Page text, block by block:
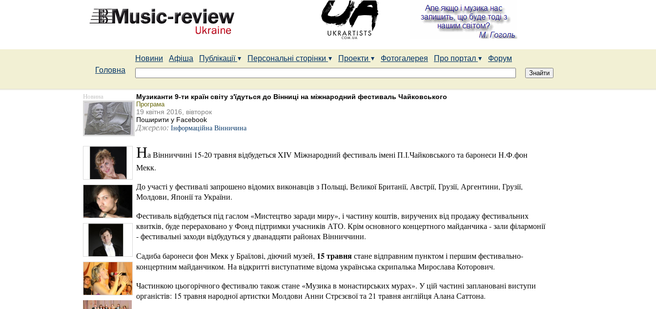
Новини Афіша Публікації Персональні сторінки Проекти Фотогалерея Про портал
Форум
Головна
Новина Музиканти 9-ти країн світу з'їдуться до Вінниці на міжнародний фестиваль Чайковського
Програма
19 квітня 2016, вівторок
Поширити у Facebook
Джерело: Інформаційна Вінничина
На Вінниччині 15-20 травня відбудеться XIV Міжнародний фестиваль імені П.І.Чайковського та баронеси Н.Ф.фон
Мекк.
До участі у фестивалі запрошено відомих виконавців з Польщі, Великої Британії, Австрії, Грузії, Аргентини, Грузії,
Молдови, Японії та України.
Фестиваль відбудеться під гаслом «Мистецтво заради миру», і частину коштів, виручених від продажу фестивальних
квитків, буде перераховано у Фонд підтримки учасників АТО. Крім основного концертного майданчика - зали філармонії
- фестивальні заходи відбудуться у дванадцяти районах Вінниччини.
Садиба баронеси фон Мекк у Браїлові, діючий музей, 15 травнястане відправним пунктом і першим фестивально-
концертним майданчиком. На відкритті виступатиме відома українська скрипалька Мирослава Которович.
Частинкою цьогорічного фестивалю також стане «Музика в монастирських мурах». У цій частині заплановані виступи
органістів: 15 травня народної артистки Молдови Анни Стрєзєвої та 21 травня англійця Алана Саттона.